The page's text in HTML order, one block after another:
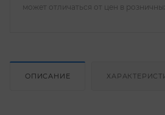
может отличаться от цен в
ОПИСАНИЕ